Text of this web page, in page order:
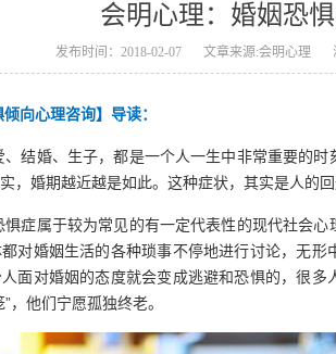
会明心理：婚姻恐
发布时间：2018-02-07 文章来源:会明心理
向心理咨询】导读：
结婚、生子，都是一个人一生中非常重要的
，婚期越近越是如此。这种症状，其实是人的
惧症属于较为常见的有一定代表性的现代社会
对婚姻生活的各种琐事不停地进行讨论，无
面对婚姻的态度就会变成逃避和恐惧的，很
，他们宁愿孤独终老。